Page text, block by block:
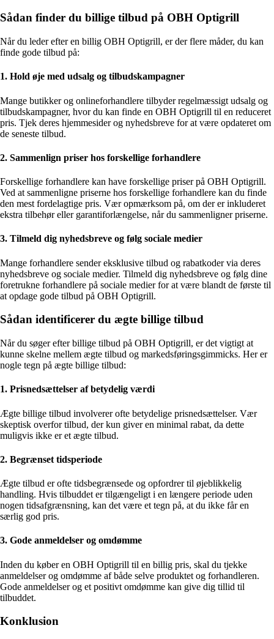
Sådan finder du billige tilbud på OBH Optigrill
Når du leder efter en billig OBH Optigrill, er der flere måder, du kan
finde gode tilbud på:
1. Hold øje med udsalg og tilbudskampagner
Mange butikker og onlineforhandlere tilbyder regelmæssigt udsalg og
tilbudskampagner, hvor du kan finde en OBH Optigrill til en reduceret
pris. Tjek deres hjemmesider og nyhedsbreve for at være opdateret om
de seneste tilbud.
2. Sammenlign priser hos forskellige forhandlere
Forskellige forhandlere kan have forskellige priser på OBH Optigrill.
Ved at sammenligne priserne hos forskellige forhandlere kan du finde
den mest fordelagtige pris. Vær opmærksom på, om der er inkluderet
ekstra tilbehør eller garantiforlængelse, når du sammenligner priserne.
3. Tilmeld dig nyhedsbreve og følg sociale medier
Mange forhandlere sender eksklusive tilbud og rabatkoder via deres
nyhedsbreve og sociale medier. Tilmeld dig nyhedsbreve og følg dine
foretrukne forhandlere på sociale medier for at være blandt de første til
at opdage gode tilbud på OBH Optigrill.
Sådan identificerer du ægte billige tilbud
Når du søger efter billige tilbud på OBH Optigrill, er det vigtigt at
kunne skelne mellem ægte tilbud og markedsføringsgimmicks. Her er
nogle tegn på ægte billige tilbud:
1. Prisnedsættelser af betydelig værdi
Ægte billige tilbud involverer ofte betydelige prisnedsættelser. Vær
skeptisk overfor tilbud, der kun giver en minimal rabat, da dette
muligvis ikke er et ægte tilbud.
2. Begrænset tidsperiode
Ægte tilbud er ofte tidsbegrænsede og opfordrer til øjeblikkelig
handling. Hvis tilbuddet er tilgængeligt i en længere periode uden
nogen tidsafgrænsning, kan det være et tegn på, at du ikke får en
særlig god pris.
3. Gode anmeldelser og omdømme
Inden du køber en OBH Optigrill til en billig pris, skal du tjekke
anmeldelser og omdømme af både selve produktet og forhandleren.
Gode anmeldelser og et positivt omdømme kan give dig tillid til
tilbuddet.
Konklusion